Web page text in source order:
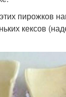
пирожков
кексов